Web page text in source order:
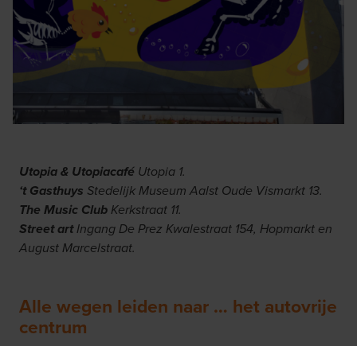
Utopia & Utopiacafé Utopia 1.
‘t Gasthuys Stedelijk Museum Aalst Oude Vismarkt 13.
The Music ClubKerkstraat 11.
Street artIngang De Prez Kwalestraat 154, Hopmarkt en
August Marcelstraat.
Alle wegen leiden naar … het autovrije
centrum